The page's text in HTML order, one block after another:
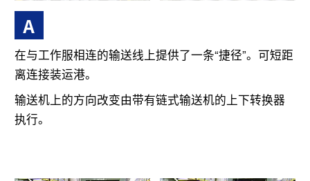
A
在与工作服相连的输送线上提供了一条“捷径”。可短距
离连接装运港。
输送机上的方向改变由带有链式输送机的上下转换器
执行。